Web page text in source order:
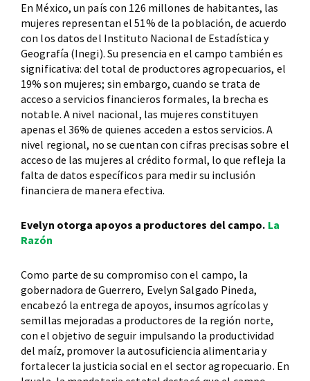
En México, un país con 126 millones de habitantes, las
mujeres representan el 51% de la población, de acuerdo
con los datos del Instituto Nacional de Estadística y
Geografía (Inegi). Su presencia en el campo también es
significativa: del total de productores agropecuarios, el
19% son mujeres; sin embargo, cuando se trata de
acceso a servicios financieros formales, la brecha es
notable. A nivel nacional, las mujeres constituyen
apenas el 36% de quienes acceden a estos servicios. A
nivel regional, no se cuentan con cifras precisas sobre el
acceso de las mujeres al crédito formal, lo que refleja la
falta de datos específicos para medir su inclusión
financiera de manera efectiva.
Evelyn otorga apoyos a productores del campo. La
Razón
Como parte de su compromiso con el campo, la
gobernadora de Guerrero, Evelyn Salgado Pineda,
encabezó la entrega de apoyos, insumos agrícolas y
semillas mejoradas a productores de la región norte,
con el objetivo de seguir impulsando la productividad
del maíz, promover la autosuficiencia alimentaria y
fortalecer la justicia social en el sector agropecuario. En